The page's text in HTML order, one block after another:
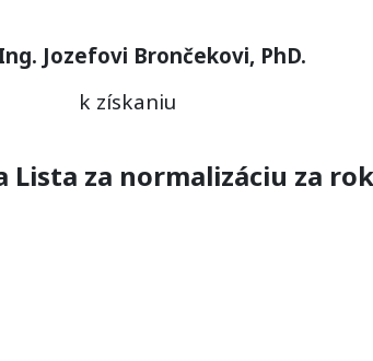
Jozefovi Brončekovi, PhD.
k získaniu
Lista za normalizáciu za